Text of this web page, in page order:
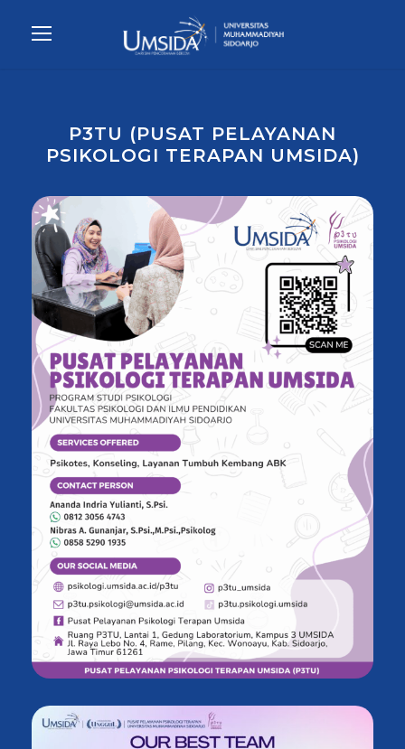
P3TU (PUSAT PELAYANAN
PSIKOLOGI TERAPAN UMSIDA)